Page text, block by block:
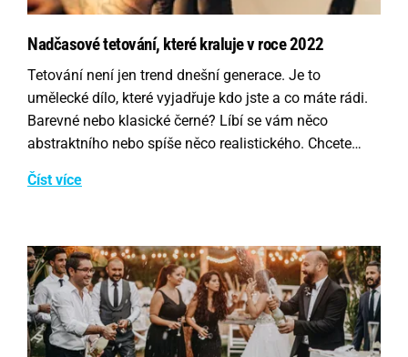
Nadčasové tetování, které kraluje v roce 2022
Tetování není jen trend dnešní generace. Je to
umělecké dílo, které vyjadřuje kdo jste a co máte rádi.
Barevné nebo klasické černé? Líbí se vám něco
abstraktního nebo spíše něco realistického. Chcete…
Číst více